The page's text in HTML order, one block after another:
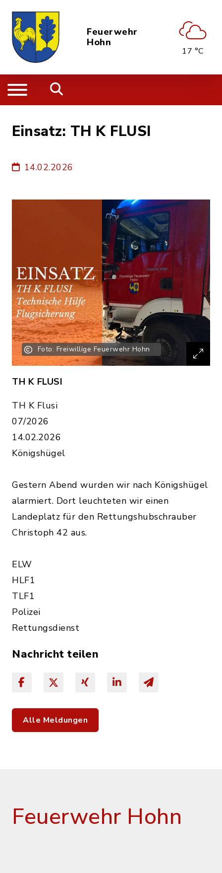
Feuerwehr
Hohn
17 °C
Einsatz: TH K FLUSI
14.02.2026
Foto: Freiwillige Feuerwehr Hohn
TH K FLUSI
TH K Flusi
07/2026
14.02.2026
Königshügel
Gestern Abend wurden wir nach Königshügel
alarmiert. Dort leuchteten wir einen
Landeplatz für den Rettungshubschrauber
Christoph 42 aus.
ELW
HLF1
TLF1
Polizei
Rettungsdienst
Nachricht teilen
Alle Meldungen
Feuerwehr Hohn